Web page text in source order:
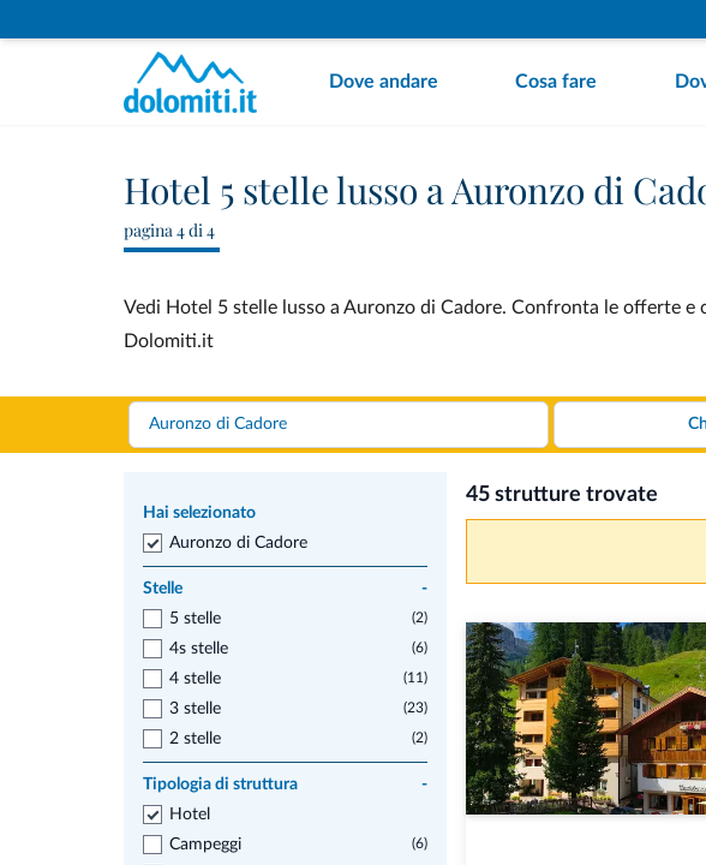
Dove andare Cosa fare
Hotel 5 stelle lusso a Auronzo di
pagina 4 di 4
Vedi Hotel 5 stelle lusso a Auronzo di Cadore. Confronta le offerte
Dolomiti.it
Hai selezionato
Auronzo di Cadore
Stelle
-
5 stelle
(2)
4s stelle (6)
4 stelle (11)
3 stelle (23)
2 stelle (2)
Tipologia di struttura
-
Hotel
Campeggi
(6)
45 strutture trovate